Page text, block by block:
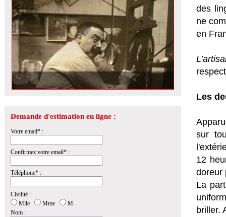
Joseph van der Veken, restaurateur et faussaire de peintres Primitifs
flamands.
Demande d'estimation en ligne :
Votre email* :
Confirmez votre email* :
Téléphone* :
Civilité :
Mlle
Mme
M.
Nom :
des
ne
en
Les
sur
12
doreur
La
briller.